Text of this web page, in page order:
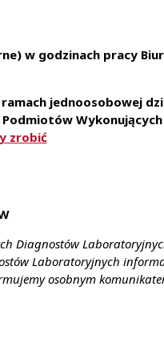
w godzinach pracy
jednoosobowej
Wykonujących
zrobić
Diagnostów
Laboratoryjnych
osobnym
12 000 zł brutto
premie kwartalne